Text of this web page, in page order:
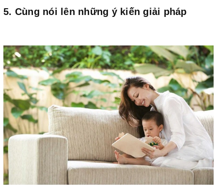
5. Cùng nói lên những ý kiến giải pháp